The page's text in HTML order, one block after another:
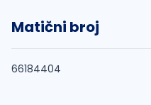
Matični broj
66184404